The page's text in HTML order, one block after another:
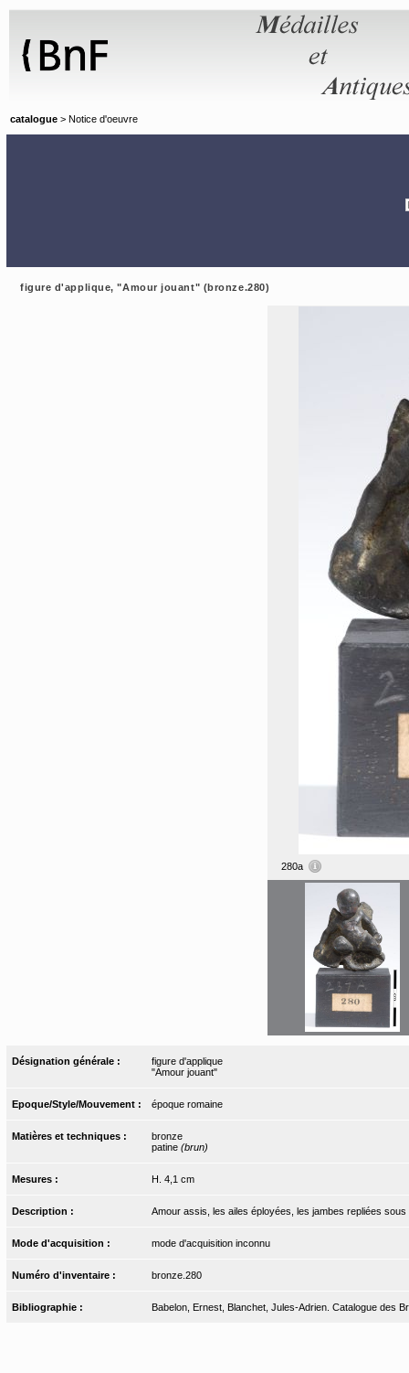
catalogue > Notice d'oeuvre
figure d'applique, "Amour jouant" (bronze.280)
280a
Désignation générale :
figure d'applique
"Amour jouant"
Epoque/Style/Mouvement : époque romaine
Matières et techniques :
bronze
patine (brun)
Mesures : H. 4,1 cm
Description : Amour assis, les ailes éployées, les jambes repliées
Mode d'acquisition : mode d'acquisition inconnu
Numéro d'inventaire : bronze.280
Bibliographie : Babelon, Ernest, Blanchet, Jules-Adrien. Catalogue des